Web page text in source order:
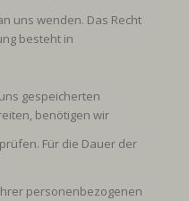
uns wenden. Das Recht
besteht in
gespeicherten
benötigen wir
Für die Dauer der
personenbezogenen